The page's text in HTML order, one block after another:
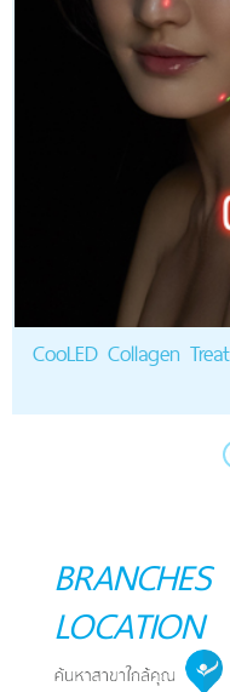
CooLED Collagen
BRANCHES
LOCATION